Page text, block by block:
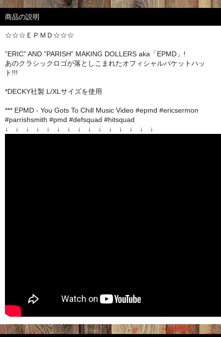
商品の説明
☆☆☆ＥＰＭＤ☆☆☆
”ERIC” AND ”PARISH” MAKING DOLLERS aka「EPMD」!
あのクラシックロゴが落としこまれたオフィシャルバケットハッ
ト!!!
*DECKY社製 L/XLサイズを使用
*** EPMD - You Gots To Chill Music Video #epmd #ericsermon
#parrishsmith #pmd #defsquad #hitsquad
↓ ↓ ↓ ↓ ↓ ↓ ↓ ↓ ↓ ↓ ↓ ↓ ↓ ↓ ↓